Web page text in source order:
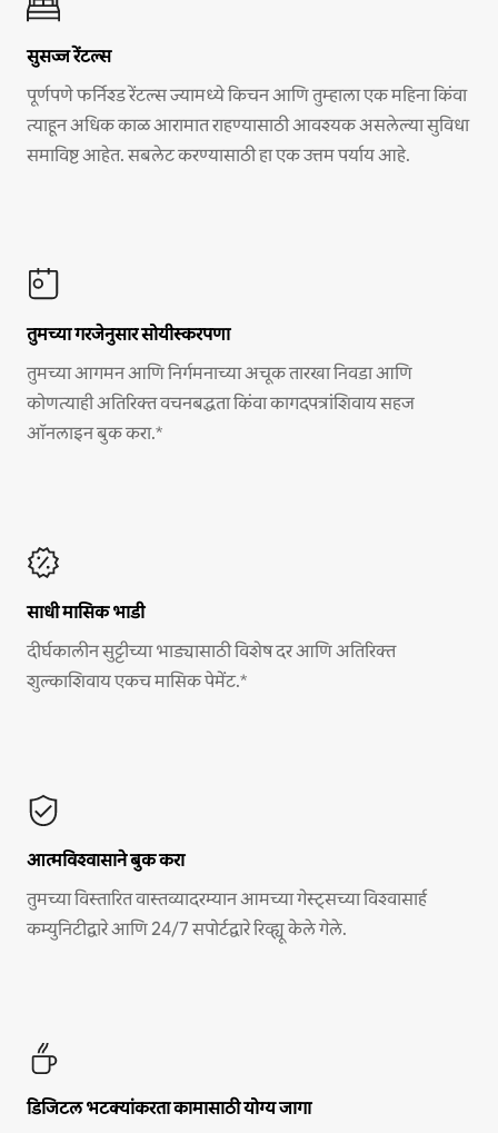
सुसज्ज रेंटल्स
पूर्णपणे फर्निश्ड रेंटल्स ज्यामध्ये किचन आणि तुम्हाला एक महिना किंवा
त्याहून अधिक काळ आरामात राहण्यासाठी आवश्यक असलेल्या सुविधा
समाविष्ट आहेत. सबलेट करण्यासाठी हा एक उत्तम पर्याय आहे.
तुमच्या गरजेनुसार सोयीस्करपणा
तुमच्या आगमन आणि निर्गमनाच्या अचूक तारखा निवडा आणि
कोणत्याही अतिरिक्त वचनबद्धता किंवा कागदपत्रांशिवाय सहज
ऑनलाइन बुक करा.*
साधी मासिक भाडी
दीर्घकालीन सुट्टीच्या भाड्यासाठी विशेष दर आणि अतिरिक्त
शुल्काशिवाय एकच मासिक पेमेंट.*
आत्मविश्वासाने बुक करा
तुमच्या विस्तारित वास्तव्यादरम्यान आमच्या गेस्ट्सच्या विश्वासार्ह
कम्युनिटीद्वारे आणि 24/7 सपोर्टद्वारे रिव्ह्यू केले गेले.
डिजिटल भटक्यांकरता कामासाठी योग्य जागा